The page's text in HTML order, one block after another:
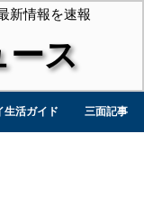
新情報を速報
ース
生活ガイド 三面記事